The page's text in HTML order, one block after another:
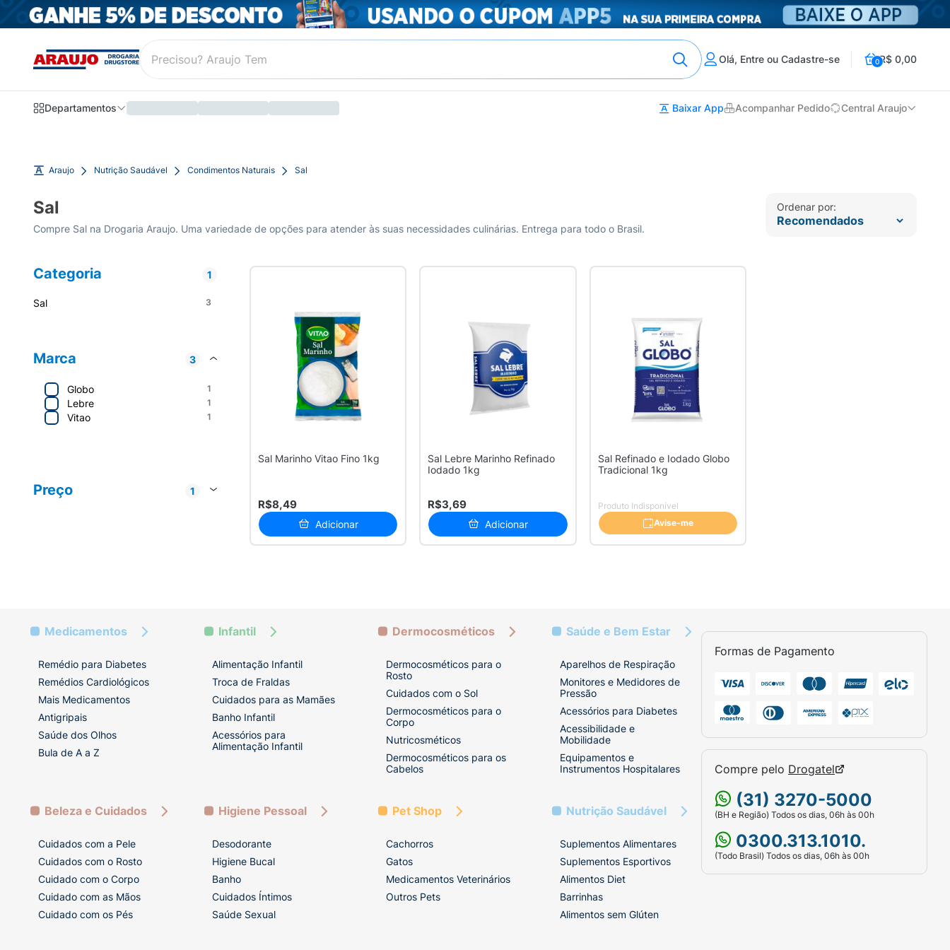
Olá, Entre ou Cadastre-se 0R$ 0,00
Departamentos Baixar App Acompanhar Pedido Central Araujo
Araujo Nutrição Saudável Condimentos Naturais Sal
Sal
Compre Sal na Drogaria Araujo. Uma variedade de opções para atender às suas necessidades culinárias. Entrega para todo o Brasil.
Ordenar por:
Categoria 1
Sal 3
Marca 3
Globo 1
Lebre 1
Vitao 1
1
Preço
1
Sal Marinho Vitao Fino 1kg
R$8,49
Adicionar
Sal Lebre Marinho Refinado
Iodado 1kg
R$3,69
Adicionar
Sal Refinado e Iodado Globo
Tradicional 1kg
Produto Indisponível
Avise-me
Medicamentos
Remédio para Diabetes
Remédios Cardiológicos
Mais Medicamentos
Antigripais
Saúde dos Olhos
Bula de A a Z
Infantil
Alimentação Infantil
Troca de Fraldas
Cuidados para as Mamães
Banho Infantil
Acessórios para
Alimentação Infantil
Dermocosméticos
Dermocosméticos para o
Rosto
Cuidados com o Sol
Dermocosméticos para o
Corpo
Nutricosméticos
Dermocosméticos para os
Cabelos
Saúde e Bem Estar
Aparelhos de Respiração
Monitores e Medidores de
Pressão
Acessórios para Diabetes
Acessibilidade e
Mobilidade
Equipamentos e
Instrumentos Hospitalares
Beleza e Cuidados
Cuidados com a Pele
Cuidados com o Rosto
Cuidado com o Corpo
Cuidado com as Mãos
Cuidado com os Pés
Higiene Pessoal
Desodorante
Higiene Bucal
Banho
Cuidados Íntimos
Saúde Sexual
Pet Shop
Cachorros
Gatos
Medicamentos Veterinários
Outros Pets
Nutrição Saudável
Suplementos Alimentares
Suplementos Esportivos
Alimentos Diet
Barrinhas
Alimentos sem Glúten
Formas de Pagamento
Compre pelo Drogatel
(31) 3270-5000
(BH e Região) Todos os dias, 06h às 00h
0300.313.1010.
(Todo Brasil) Todos os dias, 06h às 00h